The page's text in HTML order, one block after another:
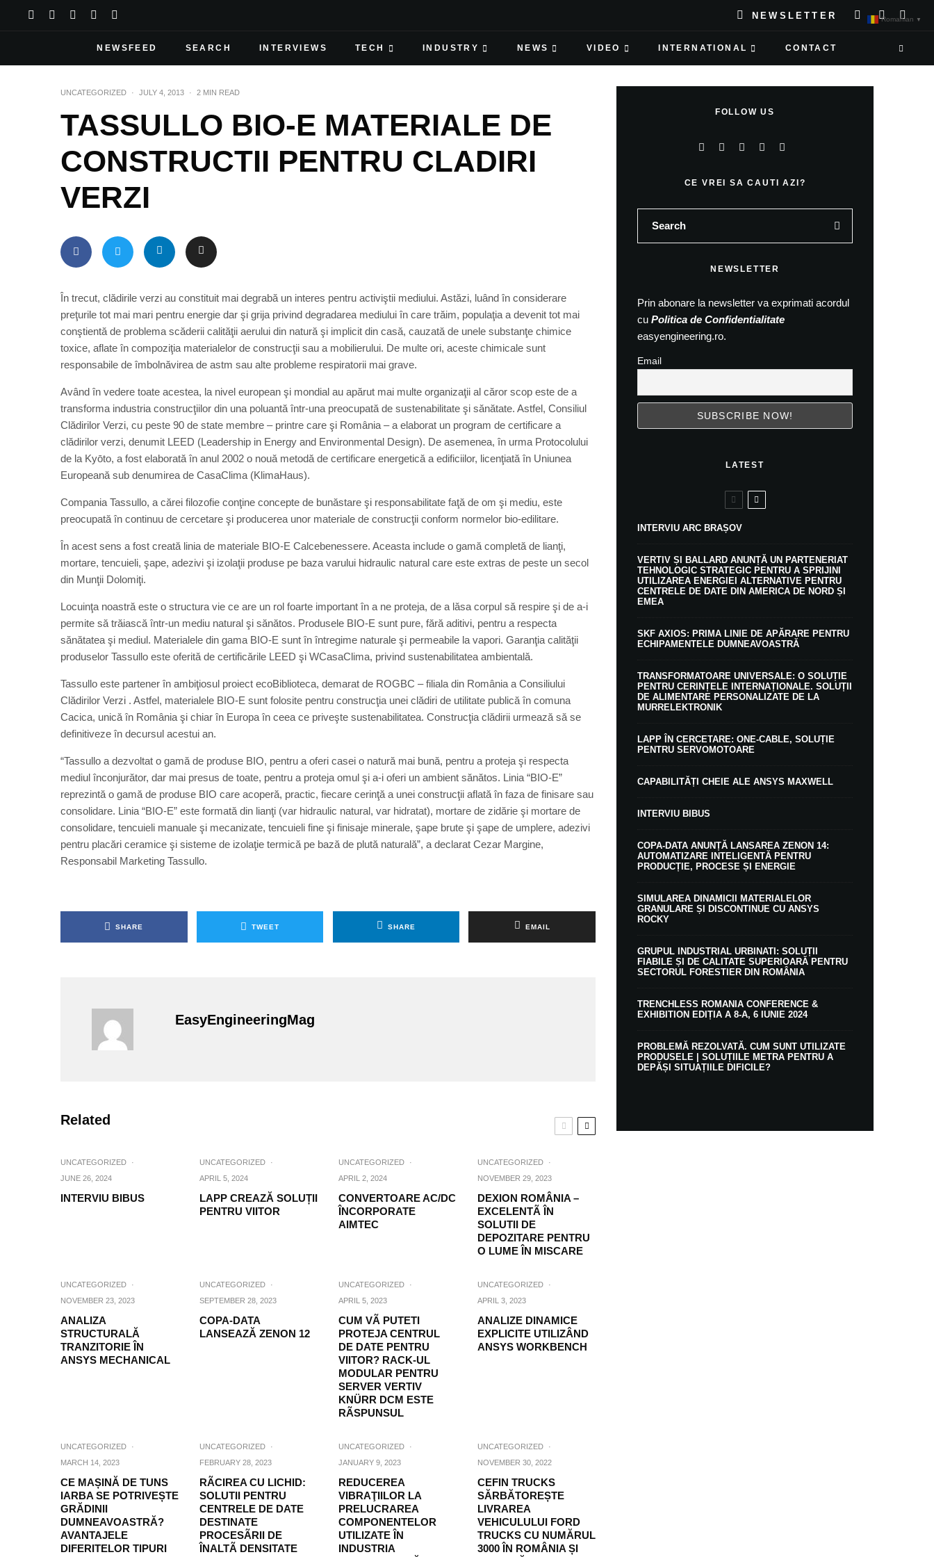
NEWSLETTER
NEWSFEED SEARCH INTERVIEWS TECH INDUSTRY NEWS VIDEO INTERNATIONAL CONTACT
UNCATEGORIZED · JULY 4, 2013 · 2 MIN READ
TASSULLO BIO-E MATERIALE DE
CONSTRUCTII PENTRU CLADIRI
VERZI
În trecut, clădirile verzi au constituit mai degrabă un interes pentru activiştii mediului. Astăzi, luând în considerare
preţurile tot mai mari pentru energie dar şi grija privind degradarea mediului în care trăim, populaţia a devenit tot mai
conştientă de problema scăderii calităţii aerului din natură şi implicit din casă, cauzată de unele substanţe chimice
toxice, aflate în compoziţia materialelor de construcţii sau a mobilierului. De multe ori, aceste chimicale sunt
responsabile de îmbolnăvirea de astm sau alte probleme respiratorii mai grave.
Având în vedere toate acestea, la nivel european şi mondial au apărut mai multe organizaţii al căror scop este de a
transforma industria construcţiilor din una poluantă într-una preocupată de sustenabilitate şi sănătate. Astfel, Consiliul
Clădirilor Verzi, cu peste 90 de state membre – printre care şi România – a elaborat un program de certificare a
clădirilor verzi, denumit LEED (Leadership in Energy and Environmental Design). De asemenea, în urma Protocolului
de la Kyōto, a fost elaborată în anul 2002 o nouă metodă de certificare energetică a edificiilor, licenţiată în Uniunea
Europeană sub denumirea de CasaClima (KlimaHaus).
Compania Tassullo, a cărei filozofie conţine concepte de bunăstare şi responsabilitate faţă de om şi mediu, este
preocupată în continuu de cercetare şi producerea unor materiale de construcţii conform normelor bio-edilitare.
În acest sens a fost creată linia de materiale BIO-E Calcebenessere. Aceasta include o gamă completă de lianţi,
mortare, tencuieli, şape, adezivi şi izolaţii produse pe baza varului hidraulic natural care este extras de peste un secol
din Munţii Dolomiţi.
Locuinţa noastră este o structura vie ce are un rol foarte important în a ne proteja, de a lăsa corpul să respire şi de a-i
permite să trăiască într-un mediu natural şi sănătos. Produsele BIO-E sunt pure, fără aditivi, pentru a respecta
sănătatea şi mediul. Materialele din gama BIO-E sunt în întregime naturale şi permeabile la vapori. Garanţia calităţii
produselor Tassullo este oferită de certificările LEED şi WCasaClima, privind sustenabilitatea ambientală.
Tassullo este partener în ambiţiosul proiect ecoBiblioteca, demarat de ROGBC – filiala din România a Consiliului
Clădirilor Verzi . Astfel, materialele BIO-E sunt folosite pentru construcţia unei clădiri de utilitate publică în comuna
Cacica, unică în România şi chiar în Europa în ceea ce priveşte sustenabilitatea. Construcţia clădirii urmează să se
definitiveze în decursul acestui an.
“Tassullo a dezvoltat o gamă de produse BIO, pentru a oferi casei o natură mai bună, pentru a proteja şi respecta
mediul înconjurător, dar mai presus de toate, pentru a proteja omul şi a-i oferi un ambient sănătos. Linia “BIO-E”
reprezintă o gamă de produse BIO care acoperă, practic, fiecare cerinţă a unei construcţii aflată în faza de finisare sau
consolidare. Linia “BIO-E” este formată din lianţi (var hidraulic natural, var hidratat), mortare de zidărie şi mortare de
consolidare, tencuieli manuale şi mecanizate, tencuieli fine şi finisaje minerale, şape brute şi şape de umplere, adezivi
pentru placări ceramice şi sisteme de izolaţie termică pe bază de plută naturală”, a declarat Cezar Margine,
Responsabil Marketing Tassullo.
SHARE TWEET SHARE EMAIL
EasyEngineeringMag
Related
UNCATEGORIZED
·
JUNE 26, 2024
INTERVIU BIBUS
UNCATEGORIZED
·
APRIL 5, 2024
LAPP CREAZĂ SOLUȚII
PENTRU VIITOR
UNCATEGORIZED
·
APRIL 2, 2024
CONVERTOARE AC/DC
ÎNCORPORATE
AIMTEC
UNCATEGORIZED
·
NOVEMBER 29, 2023
DEXION ROMÂNIA –
EXCELENTÃ ÎN
SOLUTII DE
DEPOZITARE PENTRU
O LUME ÎN MISCARE
UNCATEGORIZED
·
NOVEMBER 23, 2023
ANALIZA
STRUCTURALĂ
TRANZITORIE ÎN
ANSYS MECHANICAL
UNCATEGORIZED
·
SEPTEMBER 28, 2023
COPA-DATA
LANSEAZĂ ZENON 12
UNCATEGORIZED
·
APRIL 5, 2023
CUM VÃ PUTETI
PROTEJA CENTRUL
DE DATE PENTRU
VIITOR? RACK-UL
MODULAR PENTRU
SERVER VERTIV
KNÜRR DCM ESTE
RÃSPUNSUL
UNCATEGORIZED
·
APRIL 3, 2023
ANALIZE DINAMICE
EXPLICITE UTILIZÂND
ANSYS WORKBENCH
UNCATEGORIZED
·
MARCH 14, 2023
CE MAȘINĂ DE TUNS
IARBA SE POTRIVEȘTE
GRĂDINII
DUMNEAVOASTRĂ?
AVANTAJELE
DIFERITELOR TIPURI
UNCATEGORIZED
·
FEBRUARY 28, 2023
RÃCIREA CU LICHID:
SOLUTII PENTRU
CENTRELE DE DATE
DESTINATE
PROCESÃRII DE
ÎNALTÃ DENSITATE
UNCATEGORIZED
·
JANUARY 9, 2023
REDUCEREA
VIBRAŢIILOR LA
PRELUCRAREA
COMPONENTELOR
UTILIZATE ÎN
INDUSTRIA
UNCATEGORIZED
·
NOVEMBER 30, 2022
CEFIN TRUCKS
SĂRBĂTOREȘTE
LIVRAREA
VEHICULULUI FORD
TRUCKS CU NUMĂRUL
3000 ÎN ROMÂNIA ȘI
FOLLOW US
CE VREI SA CAUTI AZI?
NEWSLETTER
Prin abonare la newsletter va exprimati acordul
cu Politica de Confidentialitate
easyengineering.ro.
Email
LATEST
INTERVIU ARC BRAȘOV
VERTIV ȘI BALLARD ANUNȚĂ UN PARTENERIAT
TEHNOLOGIC STRATEGIC PENTRU A SPRIJINI
UTILIZAREA ENERGIEI ALTERNATIVE PENTRU
CENTRELE DE DATE DIN AMERICA DE NORD ȘI
EMEA
SKF AXIOS: PRIMA LINIE DE APĂRARE PENTRU
ECHIPAMENTELE DUMNEAVOASTRĂ
TRANSFORMATOARE UNIVERSALE: O SOLUȚIE
PENTRU CERINȚELE INTERNAȚIONALE. SOLUȚII
DE ALIMENTARE PERSONALIZATE DE LA
MURRELEKTRONIK
LAPP ÎN CERCETARE: ONE-CABLE, SOLUȚIE
PENTRU SERVOMOTOARE
CAPABILITĂȚI CHEIE ALE ANSYS MAXWELL
INTERVIU BIBUS
COPA-DATA ANUNȚĂ LANSAREA ZENON 14:
AUTOMATIZARE INTELIGENTĂ PENTRU
PRODUCȚIE, PROCESE ȘI ENERGIE
SIMULAREA DINAMICII MATERIALELOR
GRANULARE ȘI DISCONTINUE CU ANSYS
ROCKY
GRUPUL INDUSTRIAL URBINATI: SOLUȚII
FIABILE ȘI DE CALITATE SUPERIOARĂ PENTRU
SECTORUL FORESTIER DIN ROMÂNIA
TRENCHLESS ROMANIA CONFERENCE &
EXHIBITION EDIȚIA A 8-A, 6 IUNIE 2024
PROBLEMĂ REZOLVATĂ. CUM SUNT UTILIZATE
PRODUSELE | SOLUȚIILE METRA PENTRU A
DEPĂȘI SITUAȚIILE DIFICILE?
Romanian ▼